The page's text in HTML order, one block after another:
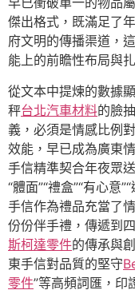
傑出格式，既滿足了
府文明的傳播渠道，
能上的前瞻性布局與
從文本中提煉的數據
秤台北汽車材料的臉
義，必須是情感比例
效能，早已成為廣東
手信精準契合年夜眾
“體面”“禮盒”“有心意
手信作為禮品充當了
份份伴手禮，傳遞到
斯柯達零件的傳承與
東手信對品質的堅守
零件”等高頻詞匯，印